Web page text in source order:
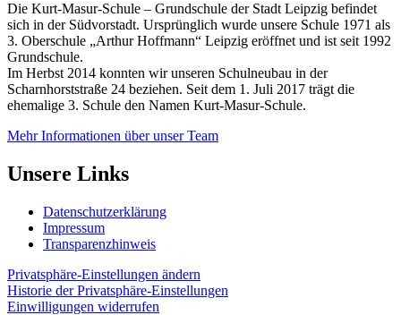
Die Kurt-Masur-Schule – Grundschule der Stadt Leipzig befindet
sich in der Südvorstadt. Ursprünglich wurde unsere Schule 1971 als
3. Oberschule „Arthur Hoffmann“ Leipzig eröffnet und ist seit 1992
Grundschule.
Im Herbst 2014 konnten wir unseren Schulneubau in der
Scharnhorststraße 24 beziehen. Seit dem 1. Juli 2017 trägt die
ehemalige 3. Schule den Namen Kurt-Masur-Schule.
Mehr Informationen über unser Team
Unsere Links
Datenschutzerklärung
Impressum
Transparenzhinweis
Privatsphäre-Einstellungen ändern
Historie der Privatsphäre-Einstellungen
Einwilligungen widerrufen